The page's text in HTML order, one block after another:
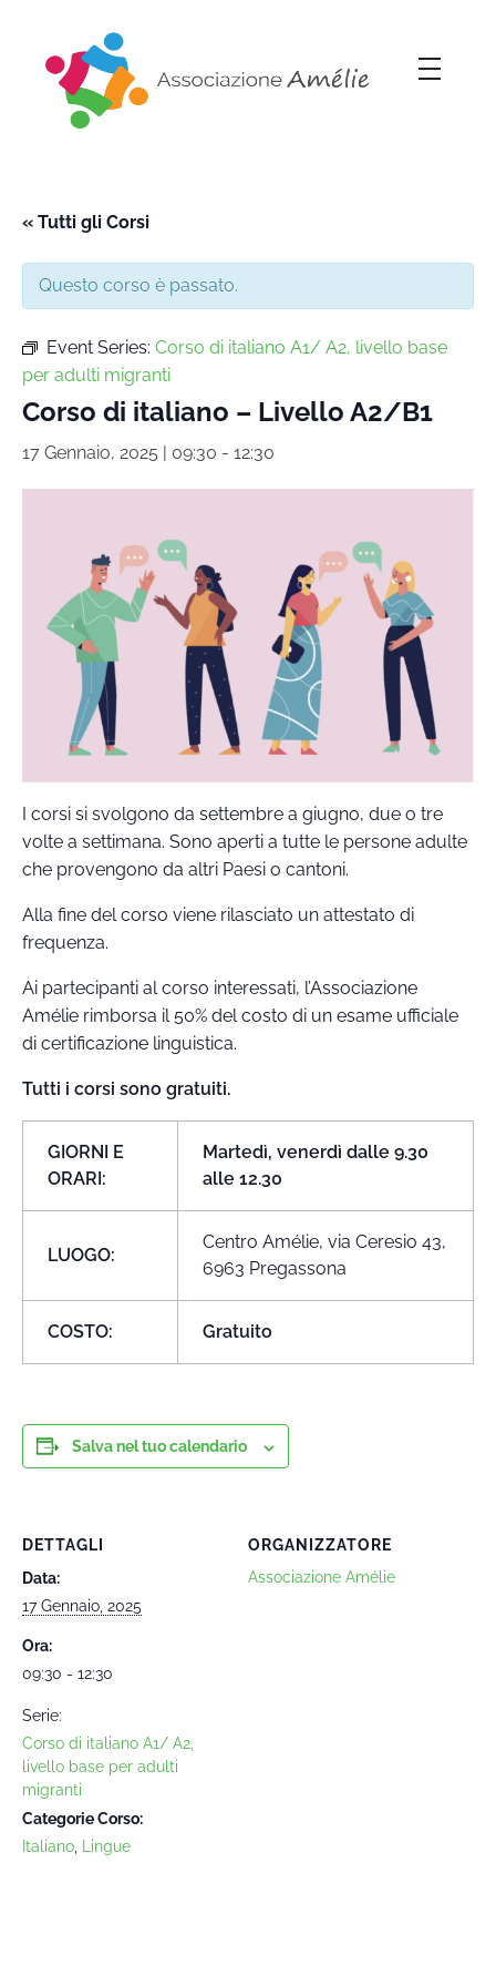
« Tutti gli Corsi
Questo corso è passato.
Event Series: Corso di italiano A1/ A2, livello base
per adulti migranti
Corso di italiano – Livello A2/B1
17 Gennaio, 2025 | 09:30 - 12:30
I corsi si svolgono da settembre a giugno, due o tre
volte a settimana. Sono aperti a tutte le persone adulte
che provengono da altri Paesi o cantoni.
Alla fine del corso viene rilasciato un attestato di
frequenza.
Ai partecipanti al corso interessati, l’Associazione
Amélie rimborsa il 50% del costo di un esame ufficiale
di certificazione linguistica.
Tutti i corsi sono gratuiti.
GIORNI E
ORARI:
Martedì, venerdì dalle 9.30
alle 12.30
LUOGO:
Centro Amélie, via Ceresio 43,
6963 Pregassona
COSTO: Gratuito
Salva nel tuo calendario
DETTAGLI
Data:
17 Gennaio, 2025
Ora:
09:30 - 12:30
Serie:
Corso di italiano A1/ A2,
livello base per adulti
migranti
Categorie Corso:
Italiano
Lingue
ORGANIZZATORE
Associazione Amélie